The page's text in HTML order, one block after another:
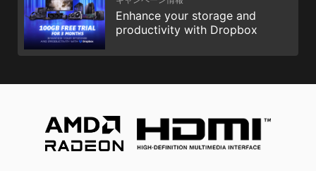
Enhance your storage and
productivity with Dropbox